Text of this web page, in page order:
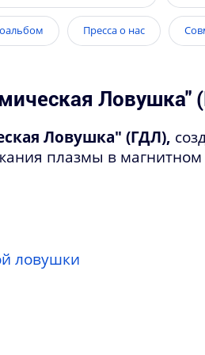
Пресса о нас
Ловушка"
Ловушка" (ГДЛ),
плазмы в магнитном
ловушки